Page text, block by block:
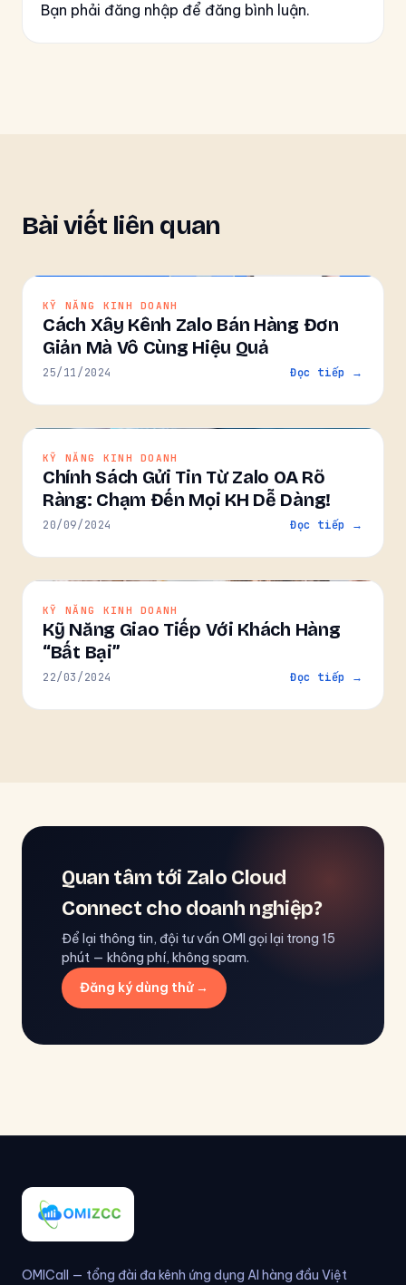
Bạn phải đăng nhập để đăng bình luận.
Bài viết liên quan
KỸ NĂNG KINH DOANH
Cách Xây Kênh Zalo Bán Hàng Đơn
Giản Mà Vô Cùng Hiệu Quả
25/11/2024 Đọc tiếp →
KỸ NĂNG KINH DOANH
Chính Sách Gửi Tin Từ Zalo OA Rõ
Ràng: Chạm Đến Mọi KH Dễ Dàng!
20/09/2024 Đọc tiếp →
KỸ NĂNG KINH DOANH
Kỹ Năng Giao Tiếp Với Khách Hàng
“Bất Bại”
22/03/2024 Đọc tiếp →
Quan tâm tới Zalo Cloud
Connect cho doanh nghiệp?
Để lại thông tin, đội tư vấn OMI gọi lại trong 15
phút — không phí, không spam.
Đăng ký dùng thử →
OMICall — tổng đài đa kênh ứng dụng AI hàng đầu Việt